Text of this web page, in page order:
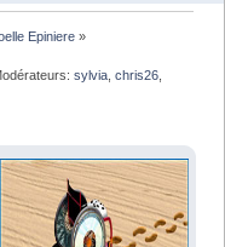
Epiniere »
sylvia ,chris26